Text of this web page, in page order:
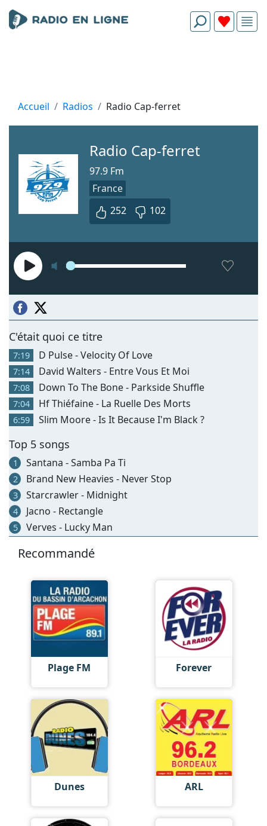
Accueil Radios Radio Cap-ferret
Radio Cap-ferret
97.9 Fm
France
252
102
C'était quoi ce titre
7:19 D Pulse - Velocity Of Love
7:14 David Walters - Entre Vous Et Moi
7:08 Down To The Bone - Parkside Shuffle
7:04 Hf Thiéfaine - La Ruelle Des Morts
6:59 Slim Moore - Is It Because I'm Black ?
Top 5 songs
1 Santana - Samba Pa Ti
2 Brand New Heavies - Never Stop
3 Starcrawler - Midnight
4 Jacno - Rectangle
5 Verves - Lucky Man
Recommandé
Plage FM Forever
Dunes ARL